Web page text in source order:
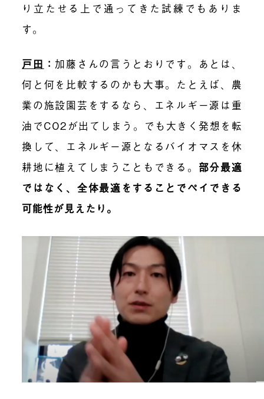
り立たせる上で通ってきた試練でもありま
す。
戸田 ：加藤さんの言うとおりです。あとは、
何と何を比較するのかも大事。たとえば、農
業の施設園芸をするなら、エネルギー源は重
油でCO2が出てしまう。でも大きく発想を転
換して、エネルギー源となるバイオマスを休
耕地に植えてしまうこともできる。 部分最適
ではなく、全体最適をすることでペイできる
可能性が見えたり。